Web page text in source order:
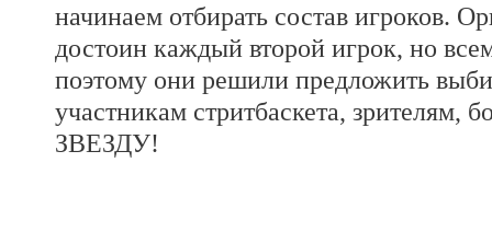
начинаем отбирать состав игроков.
достоин каждый второй игрок, но
поэтому они решили предложить
участникам стритбаскета,
ЗВЕЗДУ!